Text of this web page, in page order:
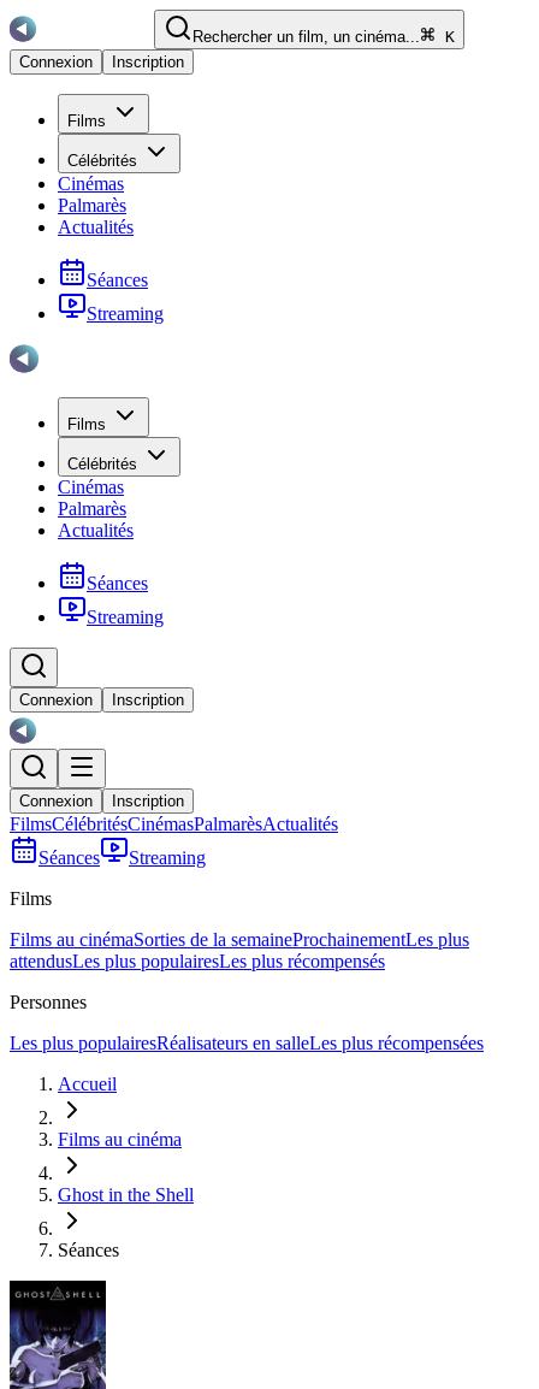
Rechercher un film, un cinéma...
K
Connexion
Inscription
Films
Célébrités
Cinémas
Palmarès
Actualités
Séances
Streaming
Films
Célébrités
Cinémas
Palmarès
Actualités
Séances
Streaming
Connexion Inscription
Connexion Inscription
FilmsCélébritésCinémasPalmarèsActualités
Séances
Streaming
Films
Films au cinémaSorties de la semaineProchainementLes plus
attendusLes plus populairesLes plus récompensés
Personnes
Les plus populairesRéalisateurs en salleLes plus récompensées
Accueil
Films au cinéma
Ghost in the Shell
Séances